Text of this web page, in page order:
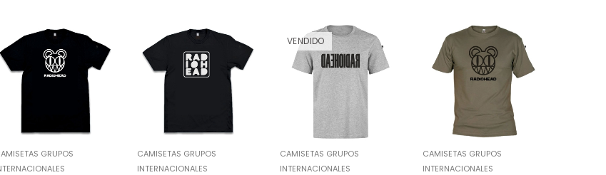
GRUPOS
CAMISETAS GRUPOS
INTERNACIONALES
VENDIDO
CAMISETAS GRUPOS
INTERNACIONALES
CAMISETAS GRUPOS
INTERNACIONALES